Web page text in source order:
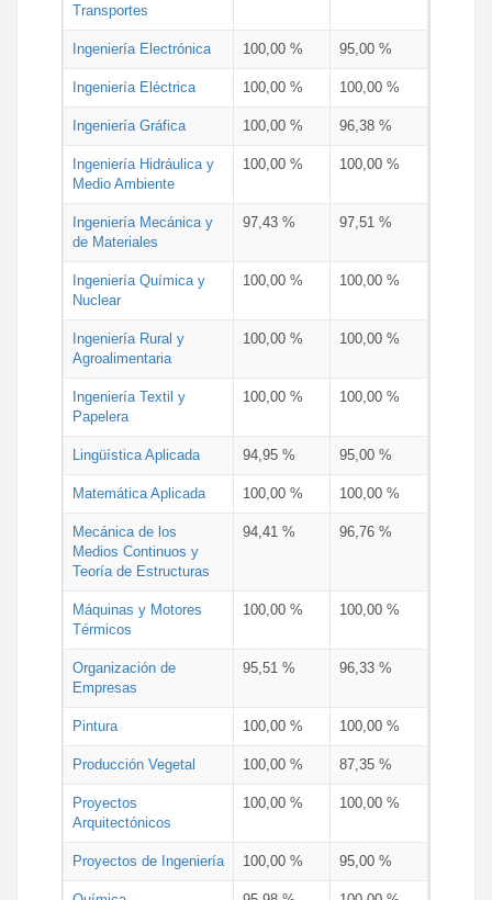
Transportes
Ingeniería Electrónica 100,00 % 95,00 %
Ingeniería Eléctrica 100,00 % 100,00 %
Ingeniería Gráfica 100,00 % 96,38 %
Ingeniería Hidráulica y
Medio Ambiente
100,00 % 100,00 %
Ingeniería Mecánica y
de Materiales
97,43 % 97,51 %
Ingeniería Química y
Nuclear
100,00 % 100,00 %
Ingeniería Rural y
Agroalimentaria
100,00 % 100,00 %
Ingeniería Textil y
Papelera
100,00 % 100,00 %
Lingüística Aplicada 94,95 % 95,00 %
Matemática Aplicada 100,00 % 100,00 %
Mecánica de los
Medios Continuos y
Teoría de Estructuras
94,41 % 96,76 %
Máquinas y Motores
Térmicos
100,00 % 100,00 %
Organización de
Empresas
95,51 % 96,33 %
Pintura 100,00 % 100,00 %
Producción Vegetal 100,00 % 87,35 %
Proyectos
Arquitectónicos
100,00 % 100,00 %
Proyectos de Ingeniería 100,00 % 95,00 %